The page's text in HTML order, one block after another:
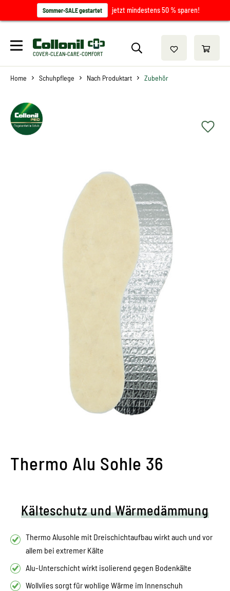
Sommer-SALE gestartet jetzt mindestens 50 % sparen!
COVER-CLEAN-CARE-COMFORT
Home Schuhpflege Nach Produktart Zubehör
Thermo Alu Sohle 36
Kälteschutz und Wärmedämmung
Thermo Alusohle mit Dreischichtaufbau wirkt auch und vor
allem bei extremer Kälte
Alu-Unterschicht wirkt isolierend gegen Bodenkälte
Wollvlies sorgt für wohlige Wärme im Innenschuh